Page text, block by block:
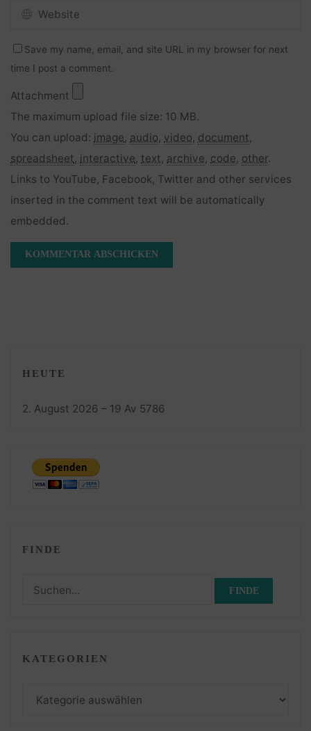
Save my name, email, and site URL in my browser for next
time I post a comment.
Attachment
The maximum upload file size: 10 MB.
You can upload: image, audio, video, document,
spreadsheet, interactive, text, archive, code, other.
Links to YouTube, Facebook, Twitter and other services
inserted in the comment text will be automatically
embedded.
HEUTE
2. August 2026 – 19 Av 5786
FINDE
Suchen
KATEGORIEN